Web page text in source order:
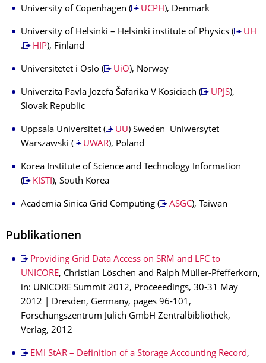
University of Copenhagen ( UCPH), Denmark
University of Helsinki – Helsinki institute of Physics (
UH
.
HIP), Finland
Universitetet i Oslo ( UiO), Norway
Univerzita Pavla Jozefa Šafarika V Kosiciach ( UPJS),
Slovak Republic
Uppsala Universitet ( UU) Sweden Uniwersytet
Warszawski (
UWAR), Poland
Korea Institute of Science and Technology Information
(
KISTI), South Korea
Academia Sinica Grid Computing ( ASGC), Taiwan
Publikationen
Providing Grid Data Access on SRM and LFC to
UNICORE, Christian Löschen and Ralph Müller-Pfefferkorn,
in: UNICORE Summit 2012, Proceeedings, 30-31 May
2012 | Dresden, Germany, pages 96-101,
Forschungszentrum Jülich GmbH Zentralbibliothek,
Verlag, 2012
EMI StAR – Definition of a Storage Accounting Record,